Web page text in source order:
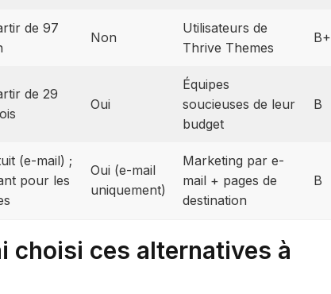
de 97
Non
Utilisateurs de
Thrive Themes
B+
de 29
Oui
Équipes
soucieuses de leur
budget
B
(e-mail) ;
pour les
Oui (e-mail
uniquement)
Marketing par e-
mail + pages de
destination
B
choisi ces alternatives à